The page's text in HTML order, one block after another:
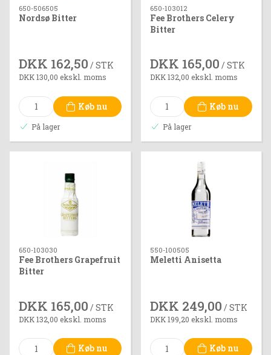
650-506505
Nordsø Bitter
DKK 162,50 / STK
DKK 130,00 ekskl. moms
Køb nu
På lager
650-103012
Fee Brothers Celery
Bitter
DKK 165,00 / STK
DKK 132,00 ekskl. moms
Køb nu
På lager
650-103030
Fee Brothers Grapefruit
Bitter
DKK 165,00 / STK
DKK 132,00 ekskl. moms
Køb nu
550-100505
Meletti Anisetta
DKK 249,00 / STK
DKK 199,20 ekskl. moms
Køb nu